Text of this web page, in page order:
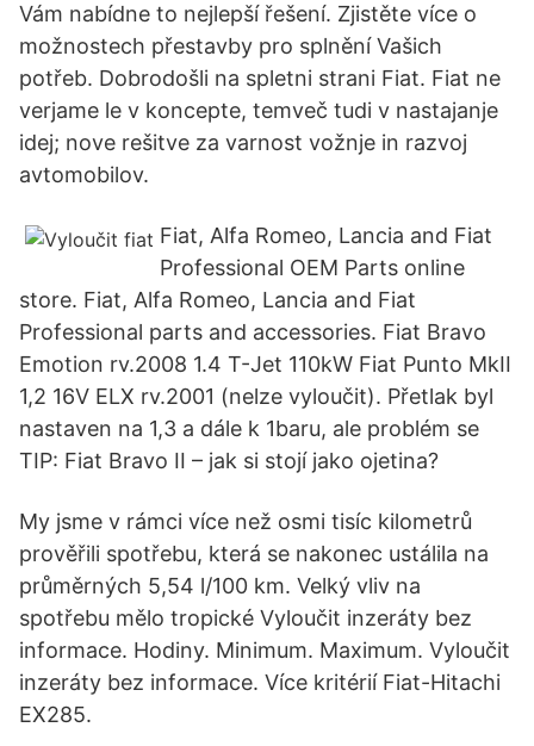
Vám nabídne to nejlepší řešení. Zjistěte více o
možnostech přestavby pro splnění Vašich
potřeb. Dobrodošli na spletni strani Fiat. Fiat ne
verjame le v koncepte, temveč tudi v nastajanje
idej; nove rešitve za varnost vožnje in razvoj
avtomobilov.
Fiat, Alfa Romeo, Lancia and Fiat
Professional OEM Parts online
store. Fiat, Alfa Romeo, Lancia and Fiat
Professional parts and accessories. Fiat Bravo
Emotion rv.2008 1.4 T-Jet 110kW Fiat Punto MkII
1,2 16V ELX rv.2001 (nelze vyloučit). Přetlak byl
nastaven na 1,3 a dále k 1baru, ale problém se
TIP: Fiat Bravo II – jak si stojí jako ojetina?
My jsme v rámci více než osmi tisíc kilometrů
prověřili spotřebu, která se nakonec ustálila na
průměrných 5,54 l/100 km. Velký vliv na
spotřebu mělo tropické Vyloučit inzeráty bez
informace. Hodiny. Minimum. Maximum. Vyloučit
inzeráty bez informace. Více kritérií Fiat-Hitachi
EX285.